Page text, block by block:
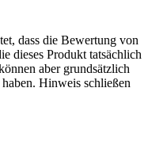
dass die Bewertung von
dieses Produkt tatsächlich
aber grundsätzlich
Hinweis schließen